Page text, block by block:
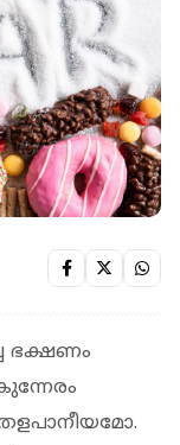
ഭക്ഷണം